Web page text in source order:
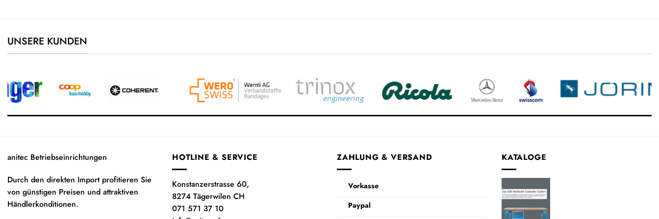
UNSERE KUNDEN
anitec Betriebseinrichtungen
Durch den direkten Import profitieren Sie
von günstigen Preisen und attraktiven
Händlerkonditionen.
HOTLINE & SERVICE
Konstanzerstrasse 60,
8274 Tägerwilen CH
071 571 37 10
ZAHLUNG & VERSAND
Vorkasse
Paypal
KATALOGE